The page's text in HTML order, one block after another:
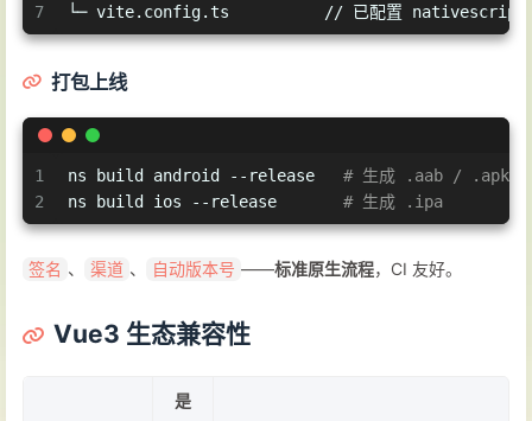
7
└─ vite.config.ts          // 已配置
打包上线
1
2
ns build android --release # 生成 .aab / .apk
ns build ios --release # 生成 .ipa
签名 、 渠道 、 自动版本号 ——标准原生流程，CI 友好。
Vue3 生态兼容性
是